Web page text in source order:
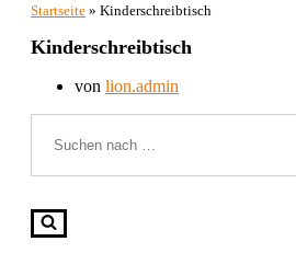
Startseite » Kinderschreibtisch
Kinderschreibtisch
von lion.admin